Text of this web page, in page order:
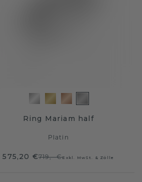
Ring Mariam half
Platin
575,20 €719,- €Exkl. MwSt. & Zölle